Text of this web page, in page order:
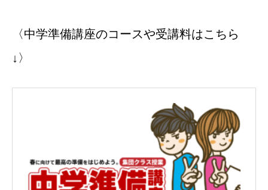
〈中学準備講座のコースや受講料はこちら
↓〉